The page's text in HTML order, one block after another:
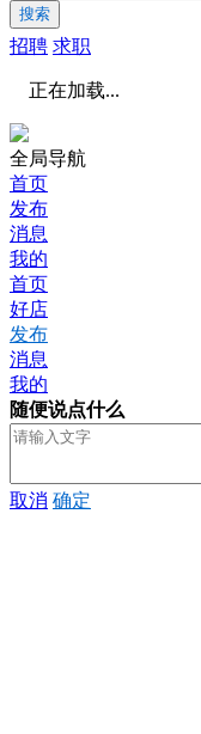
搜索
招聘 求职
正在加载...
全局导航
首页
发布
消息
我的
首页
好店
发布
消息
我的
随便说点什么
取消 确定